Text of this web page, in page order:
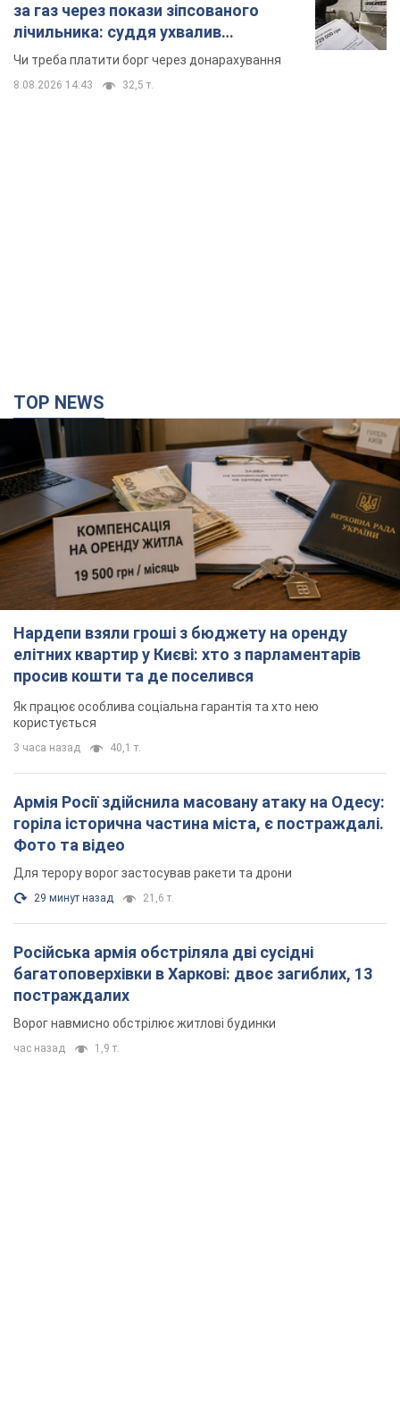
за газ через покази зіпсованого
лічильника: суддя ухвалив
неочікуване рішення
Чи треба платити борг через донарахування
8.08.2026 14:43 32,5 т.
TOP NEWS
Нардепи взяли гроші з бюджету на оренду
елітних квартир у Києві: хто з парламентарів
просив кошти та де поселився
Як працює особлива соціальна гарантія та хто нею
користується
3 часа назад 40,1 т.
Армія Росії здійснила масовану атаку на Одесу:
горіла історична частина міста, є постраждалі.
Фото та відео
Для терору ворог застосував ракети та дрони
29 минут назад 21,6 т.
Російська армія обстріляла дві сусідні
багатоповерхівки в Харкові: двоє загиблих, 13
постраждалих
Ворог навмисно обстрілює житлові будинки
час назад 1,9 т.